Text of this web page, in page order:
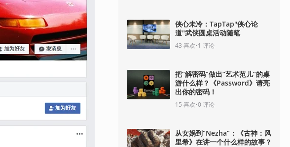
侠心未冷：TapTap"侠心论
道"武侠圆桌活动随笔
43 喜欢•1 评论
把“解密码”做出“艺术范儿”的桌
游什么样？《Password》请亮
出你的密码！
15 喜欢•0评论
从女娲到“Nezha”：《古神：风
里希》在讲一个什么样的故事？